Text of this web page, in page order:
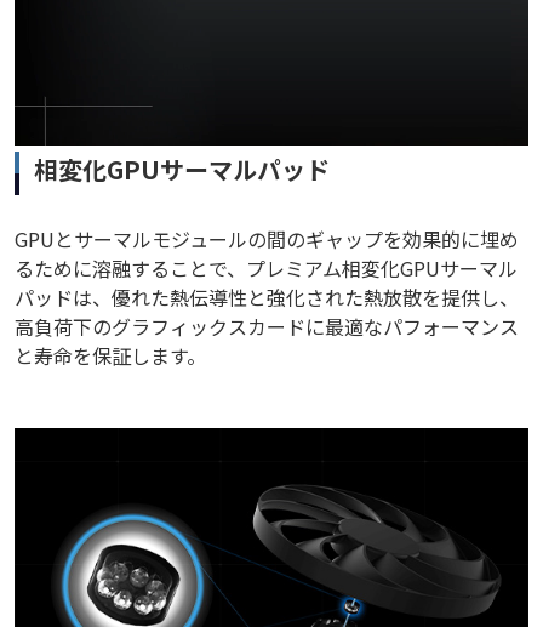
相変化GPUサーマルパッド
GPUとサーマルモジュールの間のギャップを効果的に埋め
るために溶融することで、プレミアム相変化GPUサーマル
パッドは、優れた熱伝導性と強化された熱放散を提供し、
高負荷下のグラフィックスカードに最適なパフォーマンス
と寿命を保証します。